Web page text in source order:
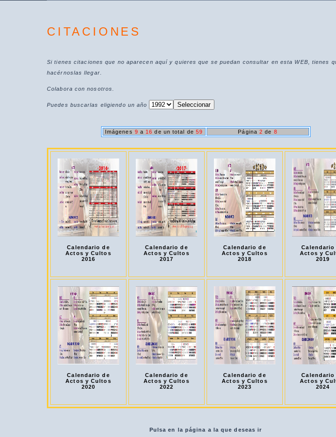
CITACIONES
Si tienes citaciones que no aparecen aquí y quieres que se puedan consultar en esta WEB, tienes
hacérnoslas llegar.
Colabora con nosotros.
Puedes buscarlas eligiendo un año
Imágenes 9 a 16 de un total de 59 Página2de 8
Calendario de
Actos y Cultos
2016
Calendario de
Actos y Cultos
2017
Calendario de
Actos y Cultos
2018
Calendario
Actos y
2019
Calendario de
Actos y Cultos
2020
Calendario de
Actos y Cultos
2022
Calendario de
Actos y Cultos
2023
Calendario
Actos y
2024
Pulsa en la página a la que deseas ir